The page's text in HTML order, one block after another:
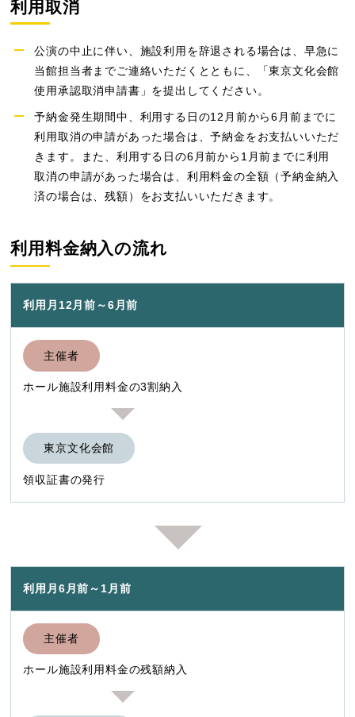
利用取消
公演の中止に伴い、施設利用を辞退される場合は、早急に
当館担当者までご連絡いただくとともに、「東京文化会館
使用承認取消申請書」を提出してください。
予納金発生期間中、利用する日の12月前から6月前までに
利用取消の申請があった場合は、予納金をお支払いいただ
きます。また、利用する日の6月前から1月前までに利用
取消の申請があった場合は、利用料金の全額（予納金納入
済の場合は、残額）をお支払いいただきます。
利用料金納入の流れ
利用月12月前～6月前
主催者
ホール施設利用料金の3割納入
東京文化会館
領収証書の発行
利用月6月前～1月前
主催者
ホール施設利用料金の残額納入